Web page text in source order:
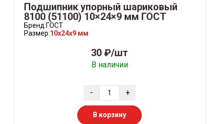
Подшипник упорный шариковый
8100 (51100) 10×24×9 мм ГОСТ
Бренд:ГОСТ
Размер:10x24x9 мм
30 ₽/шт
В наличии
- +
В корзину